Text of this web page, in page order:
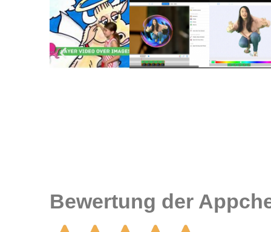
Bewertung der